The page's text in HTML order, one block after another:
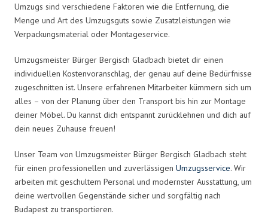
Umzugs sind verschiedene Faktoren wie die Entfernung, die
Menge und Art des Umzugsguts sowie Zusatzleistungen wie
Verpackungsmaterial oder Montageservice.
Umzugsmeister Bürger Bergisch Gladbach bietet dir einen
individuellen Kostenvoranschlag, der genau auf deine Bedürfnisse
zugeschnitten ist. Unsere erfahrenen Mitarbeiter kümmern sich um
alles – von der Planung über den Transport bis hin zur Montage
deiner Möbel. Du kannst dich entspannt zurücklehnen und dich auf
dein neues Zuhause freuen!
Unser Team von Umzugsmeister Bürger Bergisch Gladbach steht
für einen professionellen und zuverlässigen Umzugsservice. Wir
arbeiten mit geschultem Personal und modernster Ausstattung, um
deine wertvollen Gegenstände sicher und sorgfältig nach
Budapest zu transportieren.